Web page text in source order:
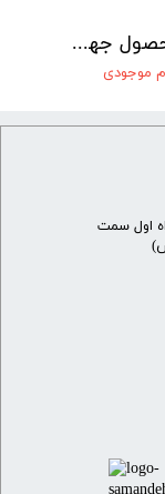
بدون محصول جهت نمایش
موجودی
محلاتی - کوچه 1 - چهارراه اول سمت